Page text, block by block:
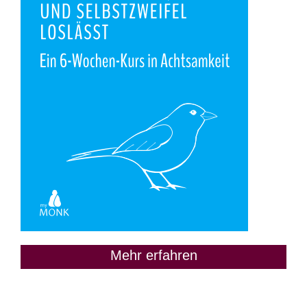
Mehr erfahren